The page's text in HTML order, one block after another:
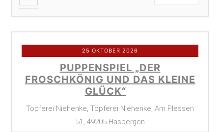
25 OKTOBER 2026
PUPPENSPIEL „DER
FROSCHKÖNIG UND DAS KLEINE
GLÜCK“
Töpferei Niehenke, Töpferei Niehenke, Am Plessen
51, 49205 Hasbergen